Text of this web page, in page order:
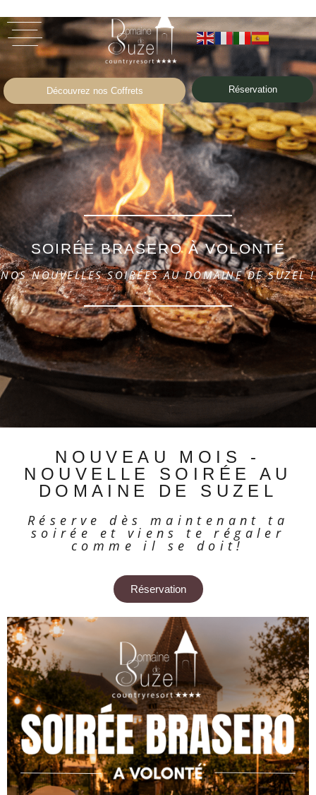
Découvrez nos Coffrets Réservation
SOIRÉE BRASERO À VOLONTÉ
NOS NOUVELLES SOIRÉES AU DOMAINE DE SUZEL !
NOUVEAU MOIS -
NOUVELLE SOIRÉE AU
DOMAINE DE SUZEL
Réserve dès maintenant ta
soirée et viens te régaler
comme il se doit!
Réservation